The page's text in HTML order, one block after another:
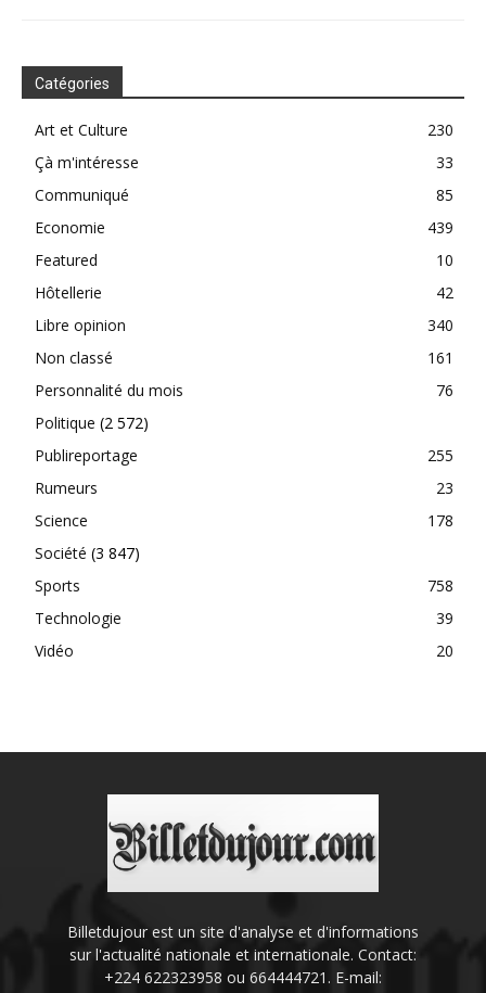
Catégories
Art et Culture
230
Çà m'intéresse
33
Communiqué
85
Economie
439
Featured
10
Hôtellerie
42
Libre opinion
340
Non classé
161
Personnalité du mois
76
Politique (2 572)
Publireportage
255
Rumeurs
23
Science
178
Société (3 847)
Sports
758
Technologie
39
Vidéo
20
Billetdujour est un site d'analyse et d'informations
sur l'actualité nationale et internationale. Contact:
+224 622323958 ou 664444721. E-mail: